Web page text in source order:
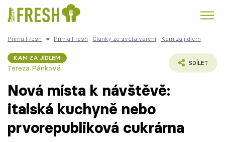
Česká kuchyně
Témata
Prima Fresh ■ Prima Fresh Články ze světa vaření Kam za jídlem
KAM ZA JÍDLEM
Tereza Pánková
SDÍLET
Nová místa k návštěvě:
italská kuchyně nebo
prvorepubliková cukrárna